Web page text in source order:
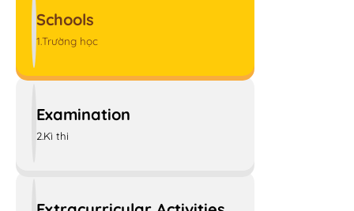
Schools
1.Trường học
Examination
2.Kì thi